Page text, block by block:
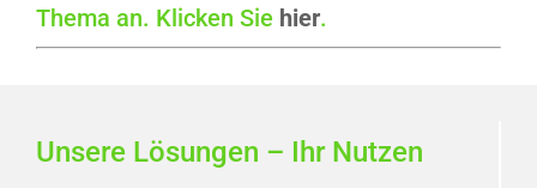
Thema an. Klicken Sie hier.
Unsere Lösungen – Ihr Nutzen